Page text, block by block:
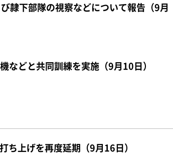
隷下部隊の視察などについて報告（9月
などと共同訓練を実施（9月10日）
ち上げを再度延期（9月16日）